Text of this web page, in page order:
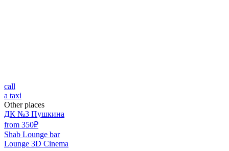
call
a taxi
Other places
ДК №3 Пушкина
from 350₽
Shab Lounge bar
Lounge 3D Cinema